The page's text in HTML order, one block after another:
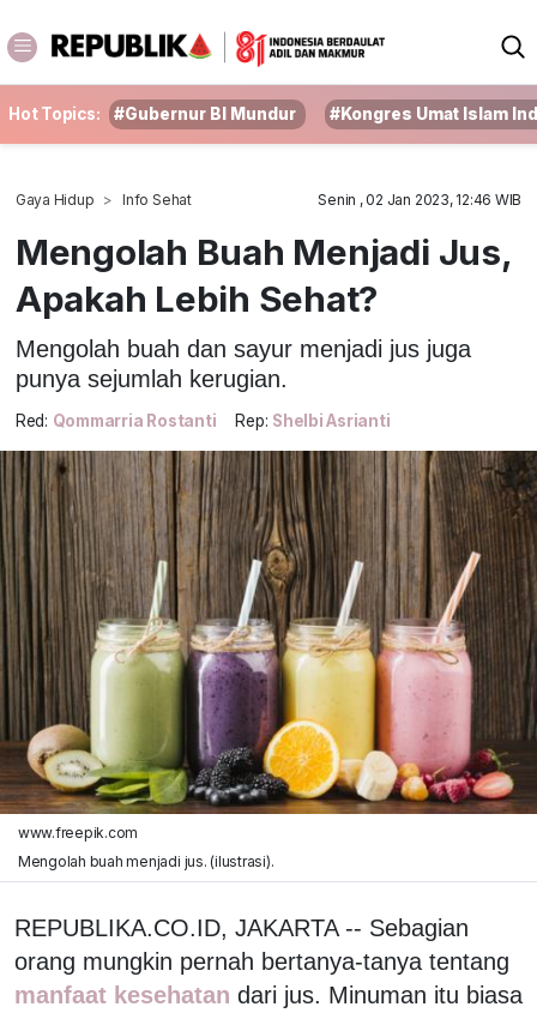
Hot Topics: #Gubernur BI Mundur #Kongres Umat Islam
Gaya Hidup Info Sehat Senin , 02 Jan 2023, 12:46 WIB
Mengolah Buah Menjadi Jus,
Apakah Lebih Sehat?
Mengolah buah dan sayur menjadi jus juga
punya sejumlah kerugian.
Red: Qommarria Rostanti Rep: Shelbi Asrianti
www.freepik.com
Mengolah buah menjadi jus. (ilustrasi).
REPUBLIKA.CO.ID, JAKARTA -- Sebagian
orang mungkin pernah bertanya-tanya tentang
manfaat kesehatan dari jus. Minuman itu biasa